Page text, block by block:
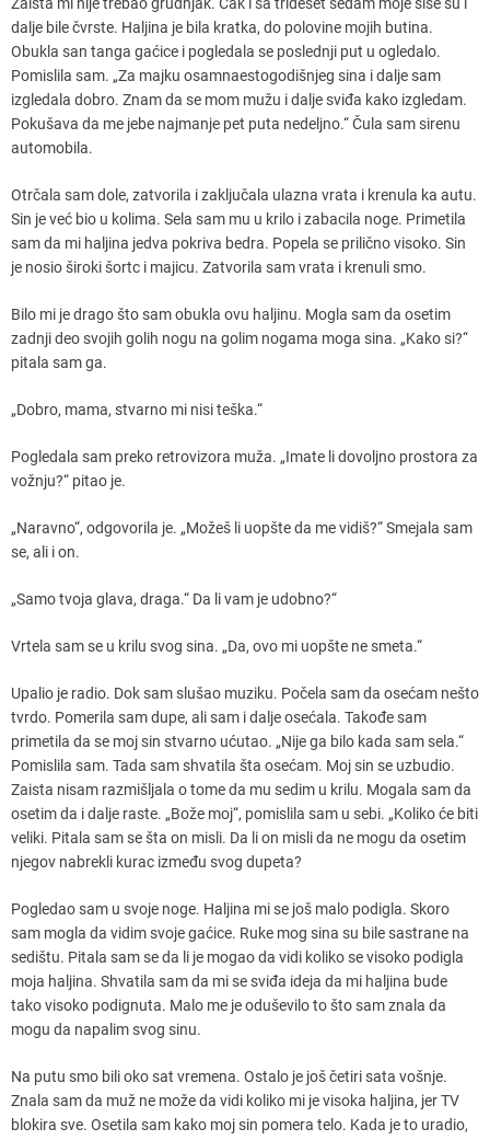
dalje bile čvrste. Haljina je bila kratka, do polovine mojih butina.
Obukla san tanga gaćice i pogledala se poslednji put u ogledalo.
Pomislila sam. „Za majku osamnaestogodišnjeg sina i dalje sam
izgledala dobro. Znam da se mom mužu i dalje sviđa kako izgledam.
Pokušava da me jebe najmanje pet puta nedeljno.“ Čula sam sirenu
automobila.
Otrčala sam dole, zatvorila i zaključala ulazna vrata i krenula ka autu.
Sin je već bio u kolima. Sela sam mu u krilo i zabacila noge. Primetila
sam da mi haljina jedva pokriva bedra. Popela se prilično visoko. Sin
je nosio široki šortc i majicu. Zatvorila sam vrata i krenuli smo.
Bilo mi je drago što sam obukla ovu haljinu. Mogla sam da osetim
zadnji deo svojih golih nogu na golim nogama moga sina. „Kako si?“
pitala sam ga.
„Dobro, mama, stvarno mi nisi teška.“
Pogledala sam preko retrovizora muža. „Imate li dovoljno prostora za
vožnju?“ pitao je.
„Naravno“, odgovorila je. „Možeš li uopšte da me vidiš?“ Smejala sam
se, ali i on.
„Samo tvoja glava, draga.“ Da li vam je udobno?“
Vrtela sam se u krilu svog sina. „Da, ovo mi uopšte ne smeta.“
Upalio je radio. Dok sam slušao muziku. Počela sam da osećam nešto
tvrdo. Pomerila sam dupe, ali sam i dalje osećala. Takođe sam
primetila da se moj sin stvarno ućutao. „Nije ga bilo kada sam sela.“
Pomislila sam. Tada sam shvatila šta osećam. Moj sin se uzbudio.
Zaista nisam razmišljala o tome da mu sedim u krilu. Mogala sam da
osetim da i dalje raste. „Bože moj“, pomislila sam u sebi. „Koliko će biti
veliki. Pitala sam se šta on misli. Da li on misli da ne mogu da osetim
njegov nabrekli kurac između svog dupeta?
Pogledao sam u ​​svoje noge. Haljina mi se još malo podigla. Skoro
sam mogla da vidim svoje gaćice. Ruke mog sina su bile sastrane na
sedištu. Pitala sam se da li je mogao da vidi koliko se visoko podigla
moja haljina. Shvatila sam da mi se sviđa ideja da mi haljina bude
tako visoko podignuta. Malo me je oduševilo to što sam znala da
mogu da napalim svog sinu.
Na putu smo bili oko sat vremena. Ostalo je još četiri sata vošnje.
Znala sam da muž ne može da vidi koliko mi je visoka haljina, jer TV
blokira sve. Osetila sam kako moj sin pomera telo. Kada je to uradio,